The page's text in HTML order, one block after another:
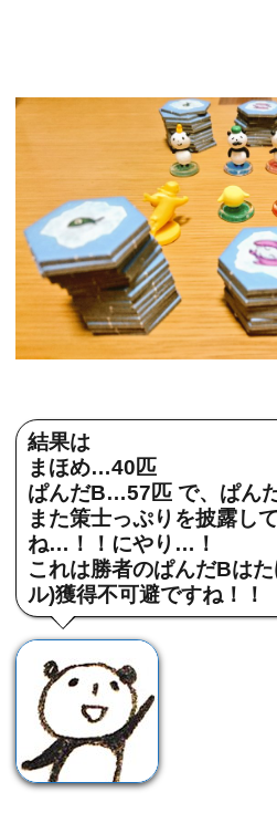
結果は
まほめ…40匹
ぱんだB…57匹 で、ぱん
また策士っぷりを披露し
ね…！！にやり…！
これは勝者のぱんだBは
ル)獲得不可避ですね！！